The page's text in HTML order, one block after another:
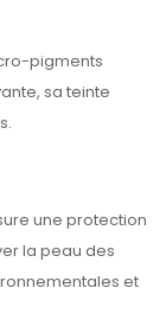
pigments
sa teinte
une protection
la peau des
et